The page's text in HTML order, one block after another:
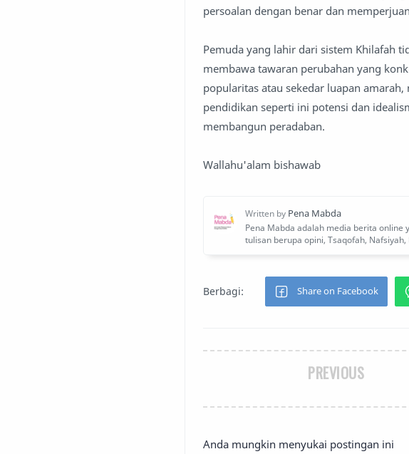
persoalan dengan benar dan
Pemuda yang lahir dari sistem Khilafah
membawa tawaran perubahan yang
popularitas atau sekedar luapan
pendidikan seperti ini potensi dan
membangun peradaban.
Wallahu'alam bishawab
PREVIOUS
Anda mungkin menyukai postingan ini